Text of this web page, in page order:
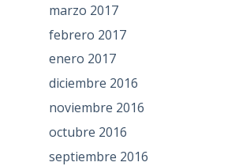
marzo 2017
febrero 2017
enero 2017
diciembre 2016
noviembre 2016
octubre 2016
septiembre 2016